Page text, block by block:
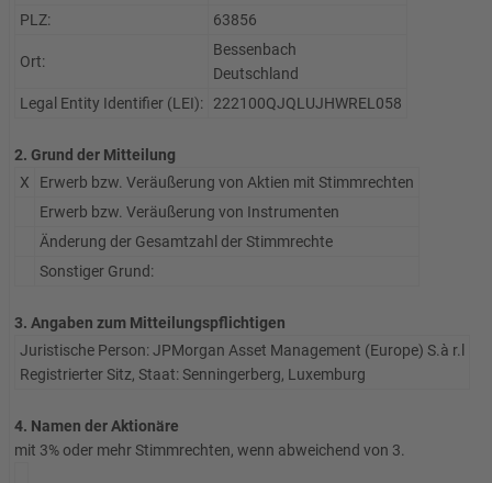
PLZ:
63856
Ort:
Bessenbach
Deutschland
Legal Entity Identifier (LEI):
222100QJQLUJHWREL058
2. Grund der Mitteilung
X
Erwerb bzw. Veräußerung von Aktien mit Stimmrechten
Erwerb bzw. Veräußerung von Instrumenten
Änderung der Gesamtzahl der Stimmrechte
Sonstiger Grund:
3. Angaben zum Mitteilungspflichtigen
Juristische Person: JPMorgan Asset Management (Europe) S.à r.l
Registrierter Sitz, Staat: Senningerberg, Luxemburg
4. Namen der Aktionäre
mit 3% oder mehr Stimmrechten, wenn abweichend von 3.